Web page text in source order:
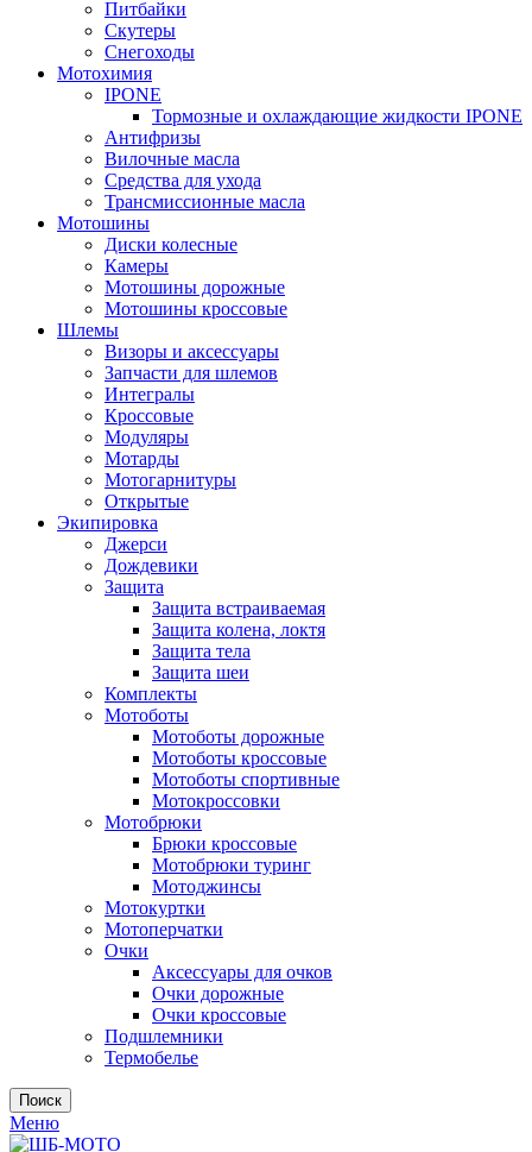
Питбайки
Скутеры
Снегоходы
Мотохимия
IPONE
Тормозные и охлаждающие жидкости IPONE
Антифризы
Вилочные масла
Средства для ухода
Трансмиссионные масла
Мотошины
Диски колесные
Камеры
Мотошины дорожные
Мотошины кроссовые
Шлемы
Визоры и аксессуары
Запчасти для шлемов
Интегралы
Кроссовые
Модуляры
Мотарды
Мотогарнитуры
Открытые
Экипировка
Джерси
Дождевики
Защита
Защита встраиваемая
Защита колена, локтя
Защита тела
Защита шеи
Комплекты
Мотоботы
Мотоботы дорожные
Мотоботы кроссовые
Мотоботы спортивные
Мотокроссовки
Мотобрюки
Брюки кроссовые
Мотобрюки туринг
Мотоджинсы
Мотокуртки
Мотоперчатки
Очки
Аксессуары для очков
Очки дорожные
Очки кроссовые
Подшлемники
Термобелье
Поиск
Меню